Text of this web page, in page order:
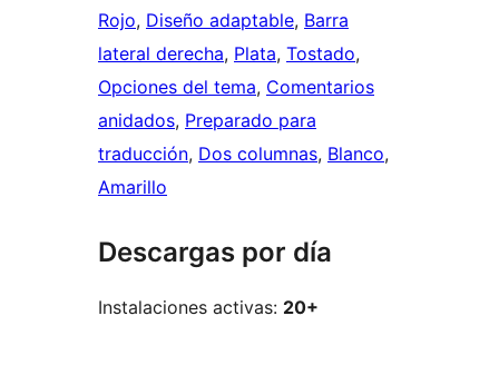
Rojo, Diseño adaptable, Barra
lateral derecha, Plata, Tostado
Opciones del tema, Comentarios
anidados, Preparado para
traducción, Dos columnas, Blanco
Amarillo
Descargas por día
Instalaciones activas: 20+